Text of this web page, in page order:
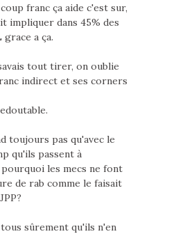
franc ça aide c'est sur,
impliquer dans 45% des
a ça.
tout tirer, on oublie
indirect et ses corners
toujours pas qu'avec le
qu'ils passent à
les mecs ne font
de rab comme le faisait
sûrement qu'ils n'en